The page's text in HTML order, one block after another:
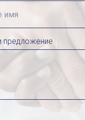
предложение